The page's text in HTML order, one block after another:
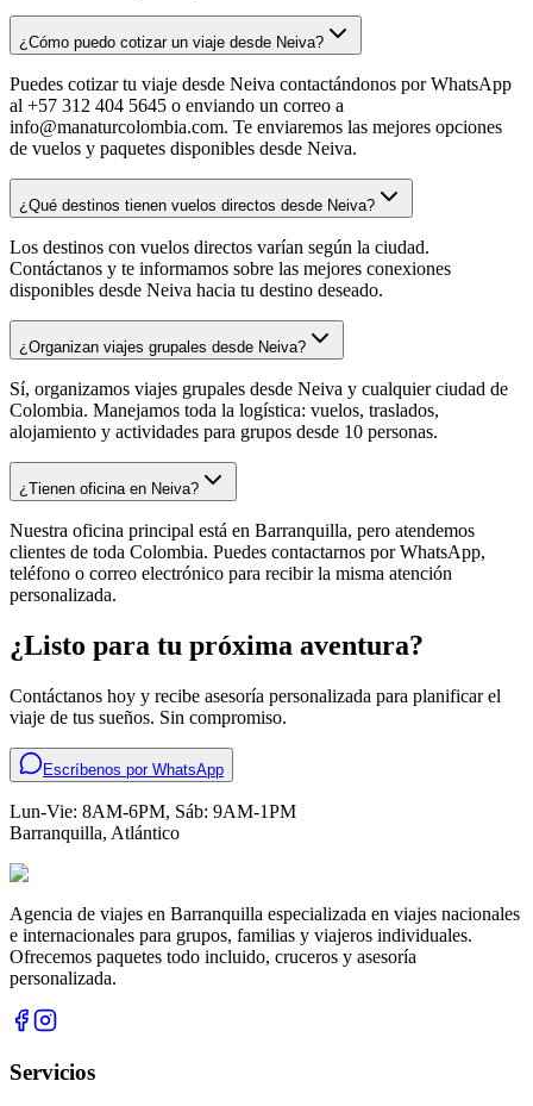
¿Cómo puedo cotizar un viaje desde Neiva?
Puedes cotizar tu viaje desde Neiva contactándonos por WhatsApp
al +57 312 404 5645 o enviando un correo a
info@manaturcolombia.com. Te enviaremos las mejores opciones
de vuelos y paquetes disponibles desde Neiva.
¿Qué destinos tienen vuelos directos desde Neiva?
Los destinos con vuelos directos varían según la ciudad.
Contáctanos y te informamos sobre las mejores conexiones
disponibles desde Neiva hacia tu destino deseado.
¿Organizan viajes grupales desde Neiva?
Sí, organizamos viajes grupales desde Neiva y cualquier ciudad de
Colombia. Manejamos toda la logística: vuelos, traslados,
alojamiento y actividades para grupos desde 10 personas.
¿Tienen oficina en Neiva?
Nuestra oficina principal está en Barranquilla, pero atendemos
clientes de toda Colombia. Puedes contactarnos por WhatsApp,
teléfono o correo electrónico para recibir la misma atención
personalizada.
¿Listo para tu próxima aventura?
Contáctanos hoy y recibe asesoría personalizada para planificar el
viaje de tus sueños. Sin compromiso.
Escríbenos por WhatsApp
Lun-Vie: 8AM-6PM, Sáb: 9AM-1PM
Barranquilla, Atlántico
Agencia de viajes en Barranquilla especializada en viajes nacionales
e internacionales para grupos, familias y viajeros individuales.
Ofrecemos paquetes todo incluido, cruceros y asesoría
personalizada.
Servicios